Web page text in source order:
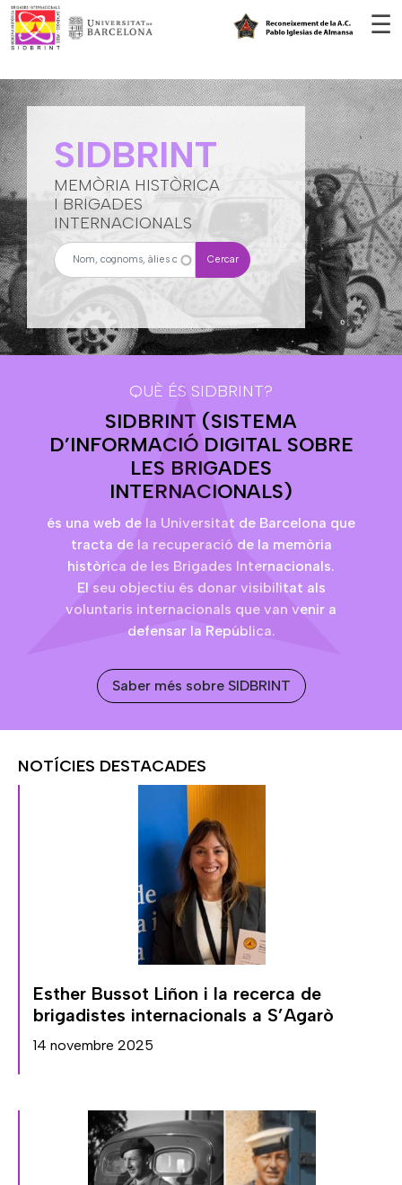
☰
SIDBRINT
MEMÒRIA HISTÒRICA
I BRIGADES
INTERNACIONALS
Cercar
QUÈ ÉS SIDBRINT?
SIDBRINT (SISTEMA
D’INFORMACIÓ DIGITAL SOBRE
LES BRIGADES
INTERNACIONALS)
és una web de la Universitat de Barcelona que
tracta de la recuperació de la memòria
històrica de les Brigades Internacionals.
El seu objectiu és donar visibilitat als
voluntaris internacionals que van venir a
defensar la República.
Saber més sobre SIDBRINT
NOTÍCIES DESTACADES
Esther Bussot Liñon i la recerca de
brigadistes internacionals a S’Agarò
14 novembre 2025